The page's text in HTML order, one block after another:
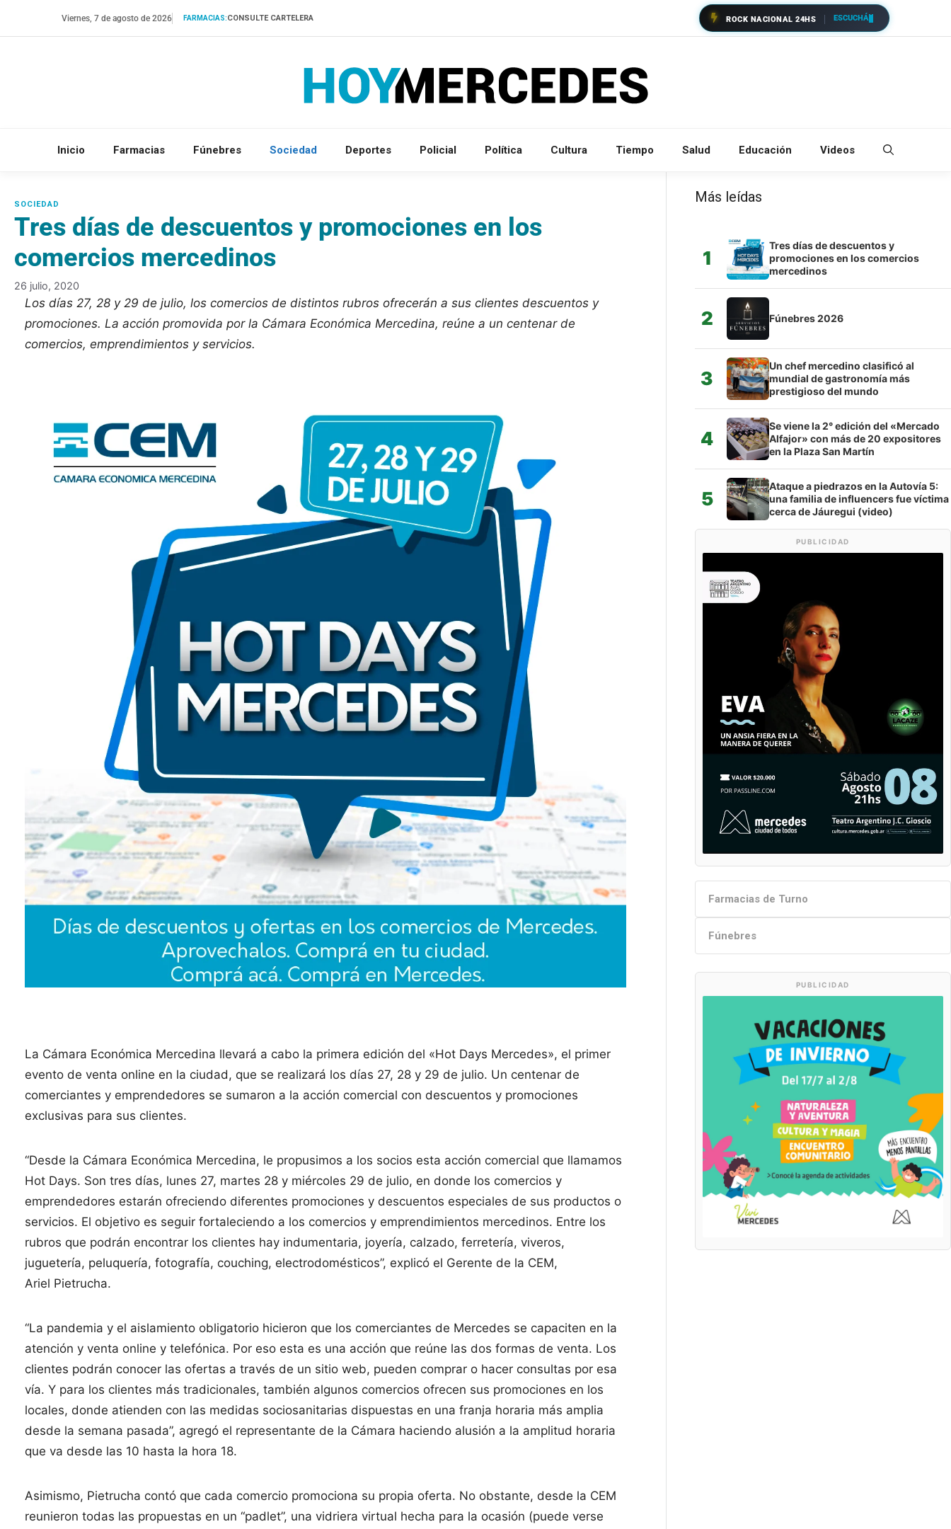
Viernes, 7 de agosto de 2026 FARMACIAS:CONSULTE CARTELERA ROCK NACIONAL 24HS ESCUCHÁ
Inicio Farmacias Fúnebres Sociedad Deportes Policial Política Cultura Tiempo Salud Educación Videos
Tres días de descuentos y promociones en los
comercios mercedinos
26 julio, 2020
Los días 27, 28 y 29 de julio, los comercios de distintos rubros ofrecerán a sus clientes descuentos y
promociones. La acción promovida por la Cámara Económica Mercedina, reúne a un centenar de
comercios, emprendimientos y servicios.
La Cámara Económica Mercedina llevará a cabo la primera edición del «Hot Days Mercedes», el primer
evento de venta online en la ciudad, que se realizará los días 27, 28 y 29 de julio. Un centenar de
comerciantes y emprendedores se sumaron a la acción comercial con descuentos y promociones
exclusivas para sus clientes.
“Desde la Cámara Económica Mercedina, le propusimos a los socios esta acción comercial que llamamos
Hot Days. Son tres días, lunes 27, martes 28 y miércoles 29 de julio, en donde los comercios y
emprendedores estarán ofreciendo diferentes promociones y descuentos especiales de sus productos o
servicios. El objetivo es seguir fortaleciendo a los comercios y emprendimientos mercedinos. Entre los
rubros que podrán encontrar los clientes hay indumentaria, joyería, calzado, ferretería, viveros,
juguetería, peluquería, fotografía, couching, electrodomésticos”, explicó el Gerente de la CEM,
Ariel Pietrucha.
“La pandemia y el aislamiento obligatorio hicieron que los comerciantes de Mercedes se capaciten en la
atención y venta online y telefónica. Por eso esta es una acción que reúne las dos formas de venta. Los
clientes podrán conocer las ofertas a través de un sitio web, pueden comprar o hacer consultas por esa
vía. Y para los clientes más tradicionales, también algunos comercios ofrecen sus promociones en los
locales, donde atienden con las medidas sociosanitarias dispuestas en una franja horaria más amplia
desde la semana pasada”, agregó el representante de la Cámara haciendo alusión a la amplitud horaria
que va desde las 10 hasta la hora 18.
Asimismo, Pietrucha contó que cada comercio promociona su propia oferta. No obstante, desde la CEM
reunieron todas las propuestas en un “padlet”, una vidriera virtual hecha para la ocasión (puede verse
Más leídas
1
Tres días de descuentos y
promociones en los comercios
mercedinos
2 Fúnebres 2026
3
Un chef mercedino clasificó al
mundial de gastronomía más
prestigioso del mundo
4
Se viene la 2° edición del «Mercado
Alfajor» con más de 20 expositores
en la Plaza San Martín
5
Ataque a piedrazos en la Autovía 5:
una familia de influencers fue víctima
cerca de Jáuregui (video)
PUBLICIDAD
Farmacias de Turno
Fúnebres
PUBLICIDAD